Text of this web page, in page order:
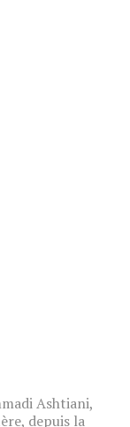
Ashtiani,
depuis la